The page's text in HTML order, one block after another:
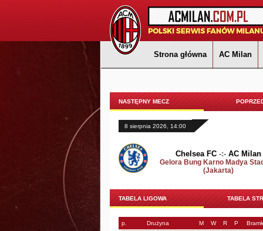
Strona główna AC Milan
NASTĘPNY MECZ
8 sierpnia 2026, 14:00
Chelsea FC -:- AC Milan
Gelora Bung Karno Madya
(Jakarta)
TABELA LIGOWA TABELA
p. Drużyna M W R P